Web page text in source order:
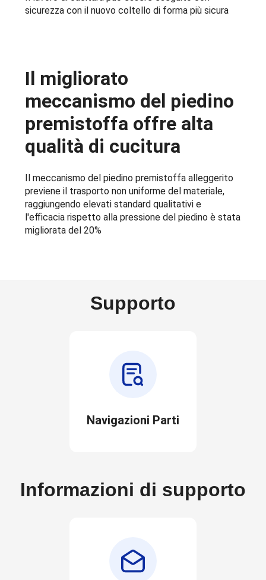
sicurezza con il nuovo coltello di forma più sicura
Il migliorato
meccanismo del piedino
premistoffa offre alta
qualità di cucitura
Il meccanismo del piedino premistoffa alleggerito
previene il trasporto non uniforme del materiale,
raggiungendo elevati standard qualitativi e
l'efficacia rispetto alla pressione del piedino è stata
migliorata del 20%
Supporto
Navigazioni Parti
Informazioni di supporto